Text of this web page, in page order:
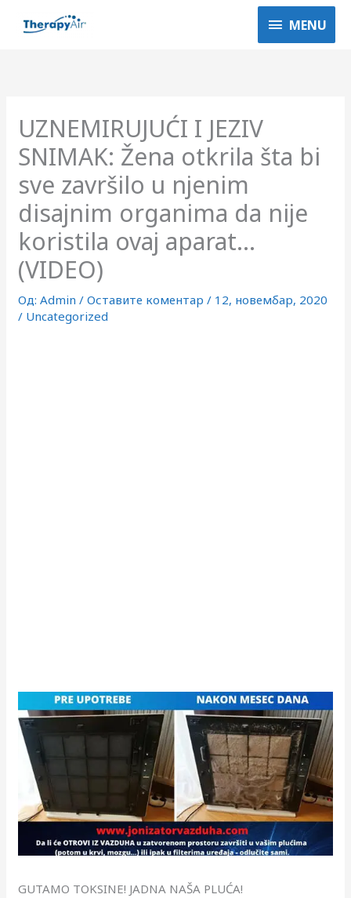
MENU
MENU
UZNEMIRUJUĆI I JEZIV
SNIMAK: Žena otkrila šta bi
sve završilo u njenim
disajnim organima da nije
koristila ovaj aparat…
(VIDEO)
Од: Admin/Оставите коментар / 12, новембар, 2020
/ Uncategorized
GUTAMO TOKSINE! JADNA NAŠA PLUĆA!